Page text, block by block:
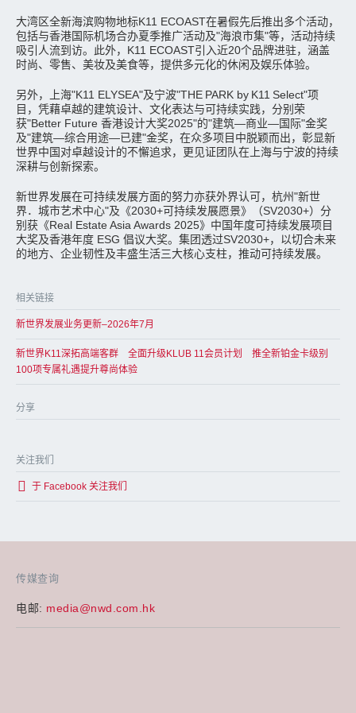
传媒查询
电邮: media@nwd.com.hk
大湾区全新海滨购物地标K11 ECOAST在暑假先后推出多个活动，
包括与香港国际机场合办夏季推广活动及"海浪市集"等，活动持续
吸引人流到访。此外，K11 ECOAST引入近20个品牌进驻，涵盖
时尚、零售、美妆及美食等，提供多元化的休闲及娱乐体验。
另外，上海"K11 ELYSEA"及宁波"THE PARK by K11 Select"项
目，凭藉卓越的建筑设计、文化表达与可持续实践，分别荣
获"Better Future 香港设计大奖2025"的"建筑—商业—国际"金奖
及"建筑—综合用途—已建"金奖，在众多项目中脱颖而出，彰显新
世界中国对卓越设计的不懈追求，更见证团队在上海与宁波的持续
深耕与创新探索。
新世界发展在可持续发展方面的努力亦获外界认可，杭州"新世
界．城市艺术中心"及《2030+可持续发展愿景》（SV2030+）分
别获《Real Estate Asia Awards 2025》中国年度可持续发展项目
大奖及香港年度 ESG 倡议大奖。集团透过SV2030+，以切合未来
的地方、企业韧性及丰盛生活三大核心支柱，推动可持续发展。
相关链接
新世界发展业务更新–2026年7月
新世界K11深拓高端客群 全面升级KLUB 11会员计划 推全新铂金卡级别
100项专属礼遇提升尊尚体验
分享
关注我们
于 Facebook 关注我们